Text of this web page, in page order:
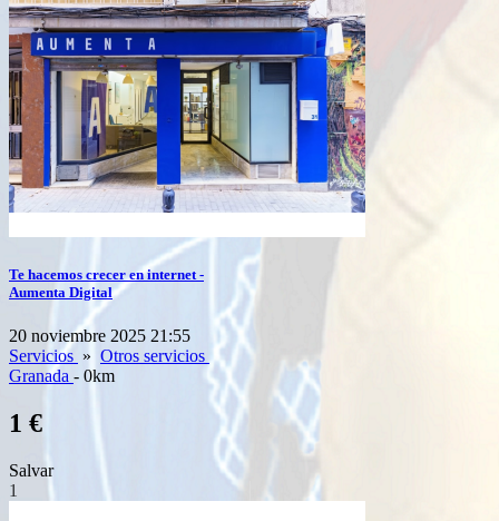
Te hacemos crecer en internet -
Aumenta Digital
20 noviembre 2025 21:55
Servicios » Otros servicios
Granada - 0km
1 €
Salvar
1